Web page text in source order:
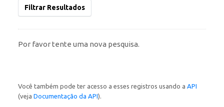
Filtrar Resultados
Por favor tente uma nova pesquisa.
Você também pode ter acesso a esses registros usando a API
(veja Documentação da API).